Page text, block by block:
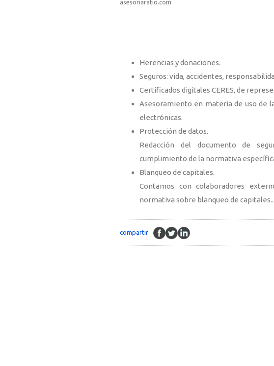
asesoriaratio.com
Herencias y donaciones.
Seguros: vida, accidentes,
Certificados digitales CERES, de
Asesoramiento en materia de uso de
electrónicas.
Protección de datos.
Redacción del documento de
cumplimiento de la normativa
Blanqueo de capitales.
Contamos con colaboradores
normativa sobre blanqueo de capitales..
compartir